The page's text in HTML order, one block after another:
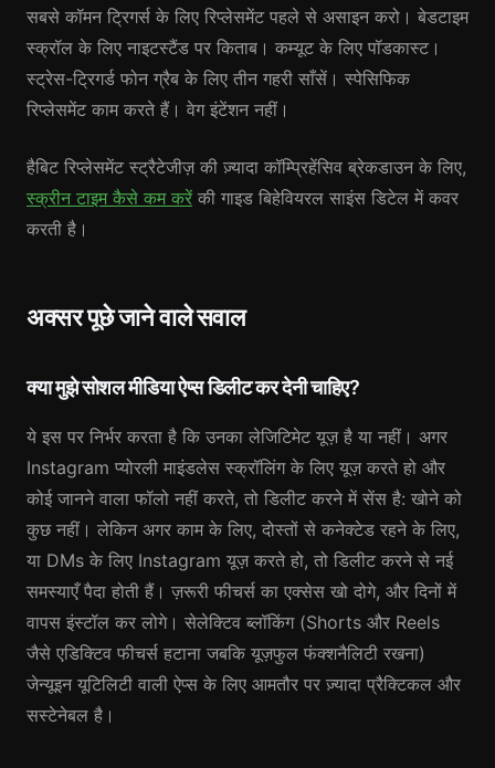
सबसे कॉमन ट्रिगर्स के लिए रिप्लेसमेंट पहले से असाइन करो। बेडटाइम
स्क्रॉल के लिए नाइटस्टैंड पर किताब। कम्यूट के लिए पॉडकास्ट।
स्ट्रेस-ट्रिगर्ड फोन ग्रैब के लिए तीन गहरी साँसें। स्पेसिफिक
रिप्लेसमेंट काम करते हैं। वेग इंटेंशन नहीं।
हैबिट रिप्लेसमेंट स्ट्रैटेजीज़ की ज़्यादा कॉम्प्रिहेंसिव ब्रेकडाउन के लिए,
स्क्रीन टाइम कैसे कम करें की गाइड बिहेवियरल साइंस डिटेल में कवर
करती है।
अक्सर पूछे जाने वाले सवाल
क्या मुझे सोशल मीडिया ऐप्स डिलीट कर देनी चाहिए?
ये इस पर निर्भर करता है कि उनका लेजिटिमेट यूज़ है या नहीं। अगर
Instagram प्योरली माइंडलेस स्क्रॉलिंग के लिए यूज़ करते हो और
कोई जानने वाला फॉलो नहीं करते, तो डिलीट करने में सेंस है: खोने को
कुछ नहीं। लेकिन अगर काम के लिए, दोस्तों से कनेक्टेड रहने के लिए,
या DMs के लिए Instagram यूज़ करते हो, तो डिलीट करने से नई
समस्याएँ पैदा होती हैं। ज़रूरी फीचर्स का एक्सेस खो दोगे, और दिनों में
वापस इंस्टॉल कर लोगे। सेलेक्टिव ब्लॉकिंग (Shorts और Reels
जैसे एडिक्टिव फीचर्स हटाना जबकि यूज़फुल फंक्शनैलिटी रखना)
जेन्यूइन यूटिलिटी वाली ऐप्स के लिए आमतौर पर ज़्यादा प्रैक्टिकल और
सस्टेनेबल है।